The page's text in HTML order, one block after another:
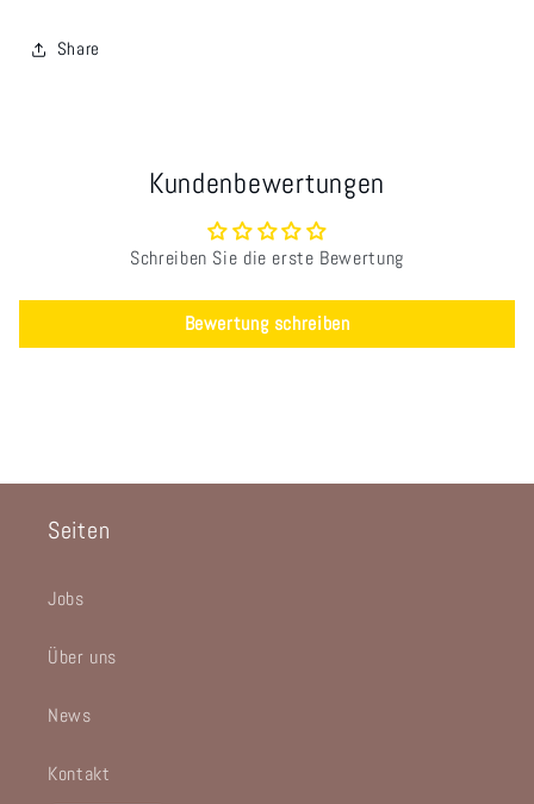
Share
Kundenbewertungen
Schreiben Sie die erste Bewertung
Bewertung schreiben
Seiten
Jobs
Über uns
News
Kontakt